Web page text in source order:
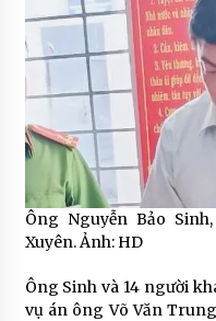
Ông Nguyễn Bảo
Xuyên. Ảnh: HD
Ông Sinh và 14 người
vụ án ông Võ Văn